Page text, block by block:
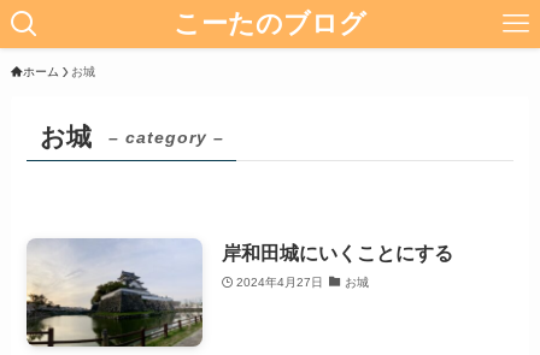
こーたのブログ
ホーム お城
お城 – category –
岸和田城にいくことにする
2024年4月27日 お城